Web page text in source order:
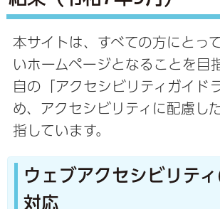
本サイトは、すべての方にとっ
いホームページとなることを目
自の「アクセシビリティガイド
め、アクセシビリティに配慮し
指しています。
ウェブアクセシビリテ
対応